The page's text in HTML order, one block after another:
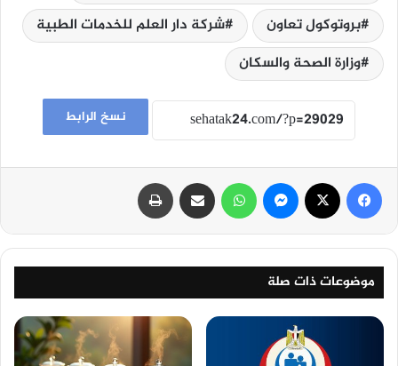
بروتوكول تعاون
شركة دار العلم للخدمات الطبية
وزارة الصحة والسكان
نسخ الرابط
فيسبوك ماسنجر واتساب مشاركة عبر البريد
موضوعات ذات صلة